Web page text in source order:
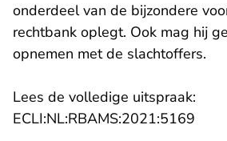
onderdeel van de bijzondere
rechtbank oplegt. Ook mag hij
opnemen met de slachtoffers.
Lees de volledige uitspraak:
ECLI:NL:RBAMS:2021:5169